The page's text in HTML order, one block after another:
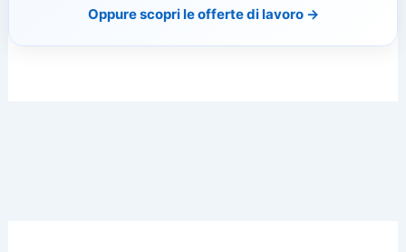
Oppure scopri le offerte di lavoro →